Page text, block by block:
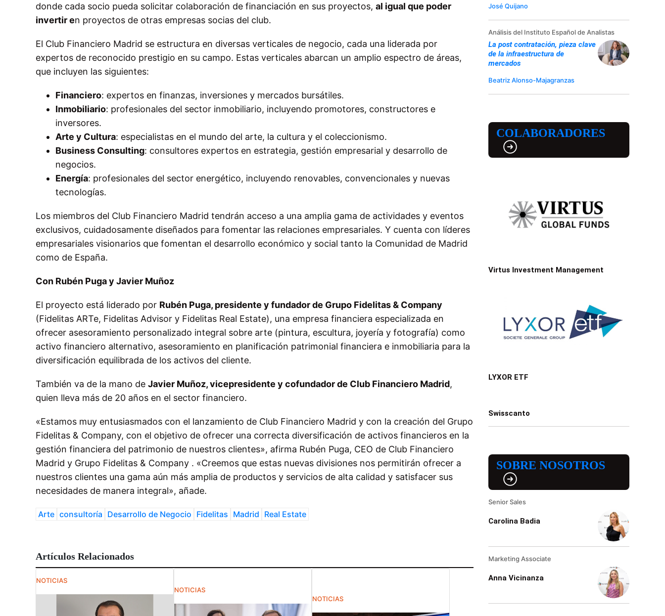
donde cada socio pueda solicitar colaboración de financiación en sus proyectos, al igual que poder
invertir en proyectos de otras empresas socias del club.
El Club Financiero Madrid se estructura en diversas verticales de negocio, cada una liderada por
expertos de reconocido prestigio en su campo. Estas verticales abarcan un amplio espectro de áreas,
que incluyen las siguientes:
Financiero: expertos en finanzas, inversiones y mercados bursátiles.
Inmobiliario: profesionales del sector inmobiliario, incluyendo promotores, constructores e
inversores.
Arte y Cultura: especialistas en el mundo del arte, la cultura y el coleccionismo.
Business Consulting: consultores expertos en estrategia, gestión empresarial y desarrollo de
negocios.
Energía: profesionales del sector energético, incluyendo renovables, convencionales y nuevas
tecnologías.
Los miembros del Club Financiero Madrid tendrán acceso a una amplia gama de actividades y eventos
exclusivos, cuidadosamente diseñados para fomentar las relaciones empresariales. Y cuenta con líderes
empresariales visionarios que fomentan el desarrollo económico y social tanto la Comunidad de Madrid
como de España.
Con Rubén Puga y Javier Muñoz
El proyecto está liderado por Rubén Puga, presidente y fundador de Grupo Fidelitas & Company
(Fidelitas ARTe, Fidelitas Advisor y Fidelitas Real Estate), una empresa financiera especializada en
ofrecer asesoramiento personalizado integral sobre arte (pintura, escultura, joyería y fotografía) como
activo financiero alternativo, asesoramiento en planificación patrimonial financiera e inmobiliaria para la
diversificación equilibrada de los activos del cliente.
También va de la mano de Javier Muñoz, vicepresidente y cofundador de Club Financiero Madrid,
quien lleva más de 20 años en el sector financiero.
«Estamos muy entusiasmados con el lanzamiento de Club Financiero Madrid y con la creación del Grupo
Fidelitas & Company, con el objetivo de ofrecer una correcta diversificación de activos financieros en la
gestión financiera del patrimonio de nuestros clientes», afirma Rubén Puga, CEO de Club Financiero
Madrid y Grupo Fidelitas & Company . «Creemos que estas nuevas divisiones nos permitirán ofrecer a
nuestros clientes una gama aún más amplia de productos y servicios de alta calidad y satisfacer sus
necesidades de manera integral», añade.
Arte consultoría Desarrollo de Negocio Fidelitas Madrid Real Estate
Artículos Relacionados
NOTICIAS
NOTICIAS
NOTICIAS
José Quijano
Análisis del Instituto Español de Analistas
La post contratación, pieza clave
de la infraestructura de
mercados
Beatriz Alonso-Majagranzas
COLABORADORES
Virtus Investment Management
LYXOR ETF
Swisscanto
SOBRE NOSOTROS
Senior Sales
Carolina Badia
Marketing Associate
Anna Vicinanza